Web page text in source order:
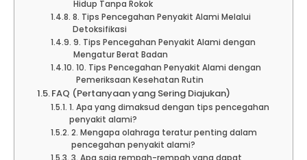
Hidup Tanpa Rokok
8. Tips Pencegahan Penyakit Alami Melalui
Detoksifikasi
9. Tips Pencegahan Penyakit Alami dengan
Mengatur Berat Badan
10. Tips Pencegahan Penyakit Alami dengan
Pemeriksaan Kesehatan Rutin
FAQ (Pertanyaan yang Sering Diajukan)
1. Apa yang dimaksud dengan tips pencegahan
penyakit alami?
2. Mengapa olahraga teratur penting dalam
pencegahan penyakit alami?
3. Apa saja rempah-rempah yang dapat